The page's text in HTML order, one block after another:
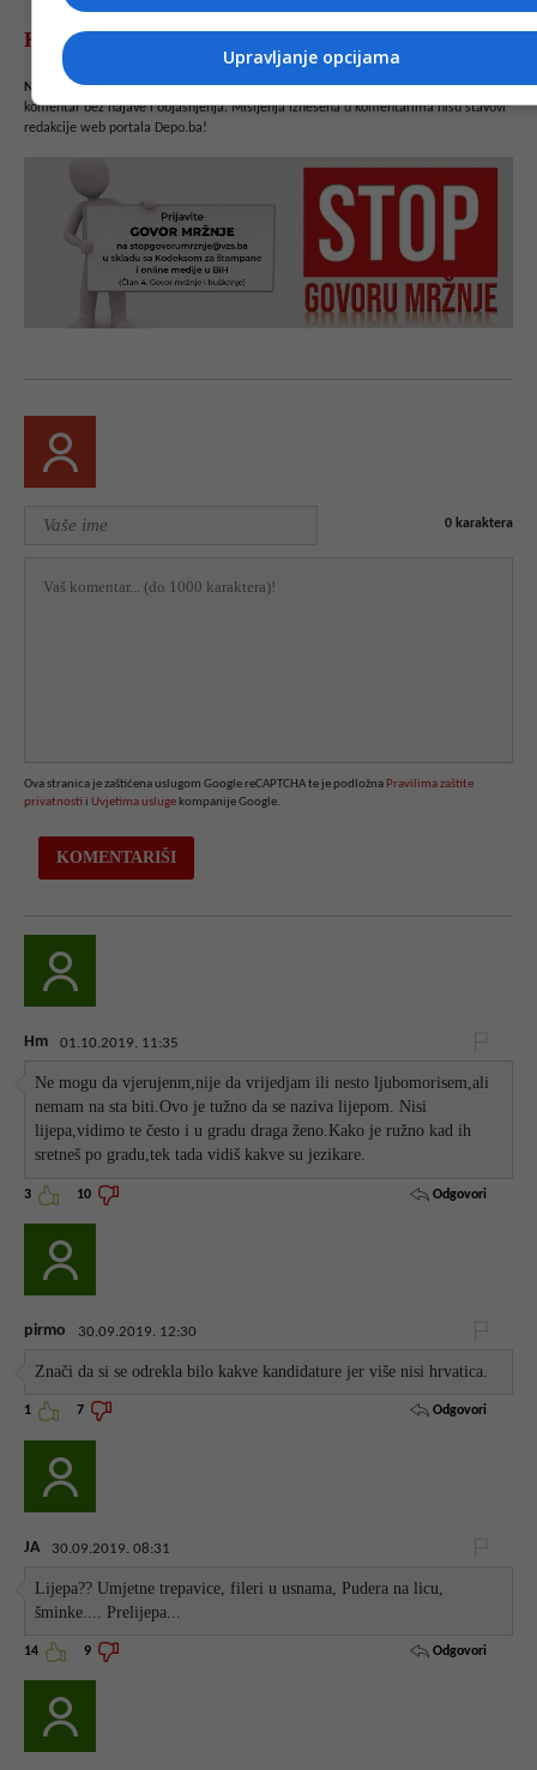
Komentari - Ukupno 8
NAPOMENA- Portal Depo.ba zadržava pravo da obriše neprimjereni dio ili cijeli
komentar bez najave i objašnjenja. Mišljenja iznešena u komentarima nisu stavovi
redakcije web portala Depo.ba!
0 karaktera
Ova stranica je zaštićena uslugom Google reCAPTCHA te je podložna Pravilima zaštite
privatnosti i Uvjetima uslugekompanije Google.
Hm 01.10.2019. 11:35
Ne mogu da vjerujenm,nije da vrijedjam ili nesto ljubomorisem,ali
nemam na sta biti.Ovo je tužno da se naziva lijepom. Nisi
lijepa,vidimo te često i u gradu draga ženo.Kako je ružno kad ih
sretneš po gradu,tek tada vidiš kakve su jezikare.
3 10 Odgovori
pirmo 30.09.2019. 12:30
Znači da si se odrekla bilo kakve kandidature jer više nisi hrvatica.
1 7 Odgovori
JA 30.09.2019. 08:31
Lijepa?? Umjetne trepavice, fileri u usnama, Pudera na licu,
šminke.... Prelijepa...
14 9 Odgovori
Upravljanje opcijama